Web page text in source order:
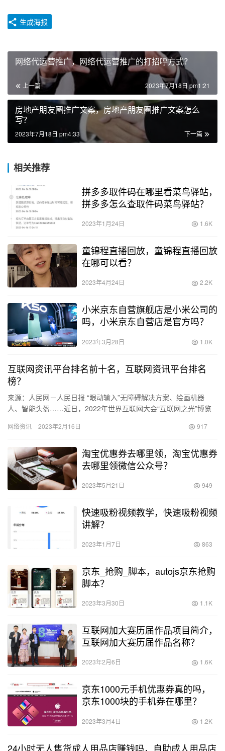
生成海报
网络代运营推广，网络代运营推广的打招呼方式？
上一篇 2023年7月18日 pm1:21
房地产朋友圈推广文案，房地产朋友圈推广文案怎么
写？
下一篇
2023年7月18日 pm4:33
相关推荐
拼多多取件码在哪里看菜鸟驿站，
拼多多怎么查取件码菜鸟驿站？
2023年1月24日 1.6K
童锦程直播回放，童锦程直播回放
在哪可以看？
2023年4月24日 2.2K
小米京东自营旗舰店是小米公司的
吗，小米京东自营店是官方吗？
2023年3月28日 1.0K
互联网资讯平台排名前十名，互联网资讯平台排名
榜？
来源：人民网－人民日报 “眼动输入”无障碍解决方案、绘画机器
人、智能头盔……近日，2022年世界互联网大会“互联网之光”博览
网络资讯 2023年2月16日 917
淘宝优惠券去哪里领，淘宝优惠券
去哪里领微信公众号？
2023年5月21日 949
快速吸粉视频教学，快速吸粉视频
讲解？
2023年1月7日 863
京东_抢购_脚本，autojs京东抢购
脚本？
2023年3月30日 1.1K
互联网加大赛历届作品项目简介，
互联网加大赛历届作品名称？
2023年2月6日 1.6K
京东1000元手机优惠券真的吗，
京东1000块的手机券在哪里？
2023年3月4日 1.2K
24小时无人售货成人用品店赚钱吗，自助成人用品店